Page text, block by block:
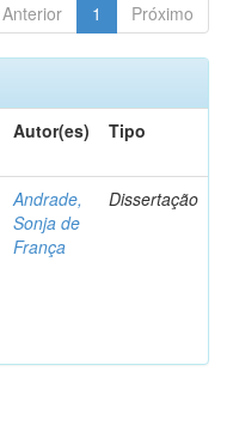
Anterior 1 Próximo
Autor(es) Tipo
Andrade,
Sonja de
França
Dissertação